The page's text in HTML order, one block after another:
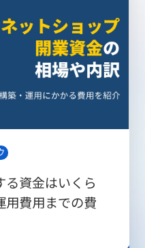
資金はいくら
用費用までの費